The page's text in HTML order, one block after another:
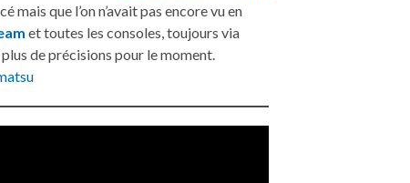
mais que l’on n’avait pas encore vu en
et toutes les consoles, toujours via
plus de précisions pour le moment.